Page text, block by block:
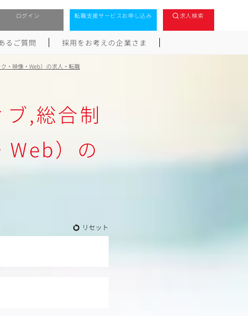
ログイン 転職支援サービスお申し込み 求人検索
るご質問 採用をお考えの企業さま
・映像・Web）の求人・転職
,総合制
Web）の
リセット